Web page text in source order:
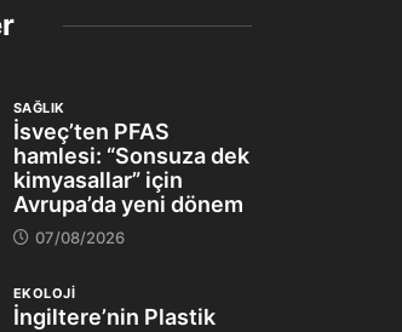
SAĞLIK
İsveç’ten PFAS
hamlesi: “Sonsuza dek
kimyasallar” için
Avrupa’da yeni dönem
07/08/2026
EKOLOJİ
İngiltere’nin Plastik